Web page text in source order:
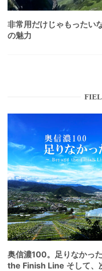
非常用だけじゃもったい
の魅力
奥信濃100。足りなかっ
the Finish Line そして、